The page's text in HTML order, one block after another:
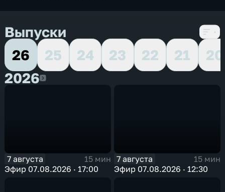
Выпуски
26
25 24 23 22 21
20
20262026
7 августа
15 мин
Эфир 07.08.2026 · 17:00
7 августа
15 мин
Эфир 07.08.2026 · 12:30